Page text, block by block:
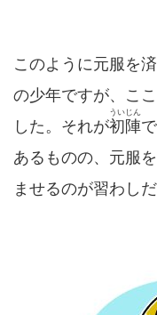
このように元服を
の少年ですが、こ
した。それが初陣
ういじん
あるものの、元服
ませるのが習わし